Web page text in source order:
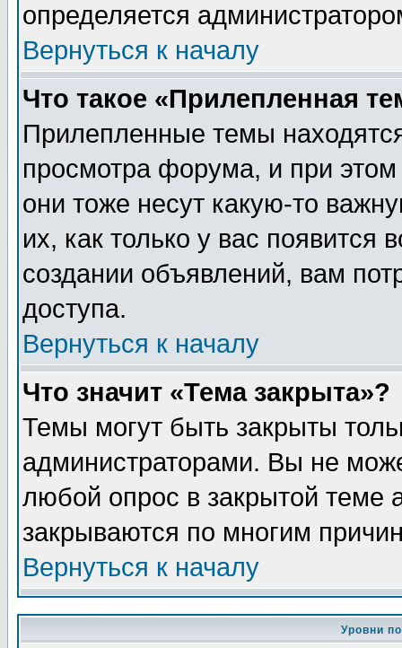
определяется
Вернуться к началу
Что такое «Прилепленная
Прилепленные темы
просмотра форума, и при
они тоже несут какую-то
их, как только у вас появится
создании объявлений, вам
доступа.
Вернуться к началу
Что значит «Тема закрыта»?
Темы могут быть закрыты
администраторами. Вы не
любой опрос в закрытой теме
закрываются по многим
Вернуться к началу
Уровни